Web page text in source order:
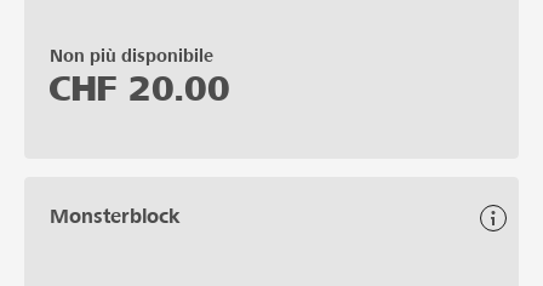
Non più disponibile
CHF 20.00
Monsterblock